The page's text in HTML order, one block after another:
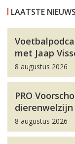
LAATSTE NIEUWS
met Jaap
8 augustus 2026
PRO
dierenwelzijn
8 augustus 2026